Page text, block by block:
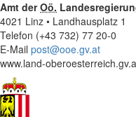
Amt derOö.
4021 Linz • Landhausplatz 1
Telefon (+43 732) 77 20-0
E-Mail post@ooe.gv.at
www.land-